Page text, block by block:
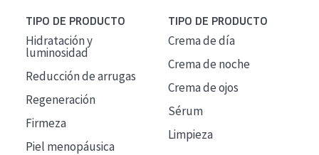
TIPO DE PRODUCTO
Hidratación y
luminosidad
Reducción de arrugas
Regeneración
Firmeza
Piel menopáusica
TIPO DE PRODUCTO
Crema de día
Crema de noche
Crema de ojos
Sérum
Limpieza